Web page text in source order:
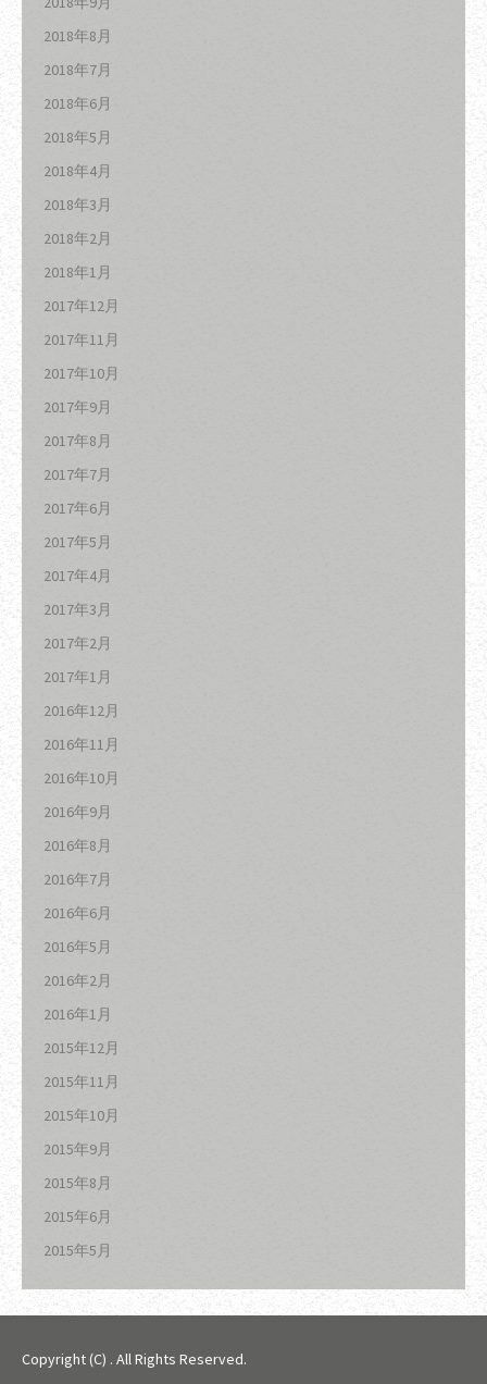
2018年8月
2018年7月
2018年6月
2018年5月
2018年4月
2018年3月
2018年2月
2018年1月
2017年12月
2017年11月
2017年10月
2017年9月
2017年8月
2017年7月
2017年6月
2017年5月
2017年4月
2017年3月
2017年2月
2017年1月
2016年12月
2016年11月
2016年10月
2016年9月
2016年8月
2016年7月
2016年6月
2016年5月
2016年2月
2016年1月
2015年12月
2015年11月
2015年10月
2015年9月
2015年8月
2015年6月
2015年5月
Copyright (C) . All Rights Reserved.